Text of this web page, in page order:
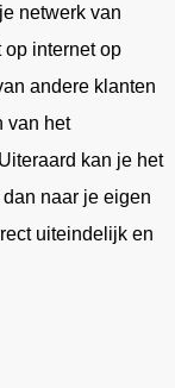
netwerk van
op internet op
andere klanten
van het
kan je het
naar je eigen
uiteindelijk en